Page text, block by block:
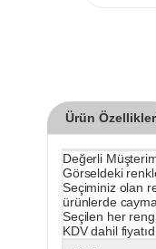
Ürün
Değerli
Görseldeki
Seçiminiz olan
ürünlerde
Seçilen her
KDV dahil